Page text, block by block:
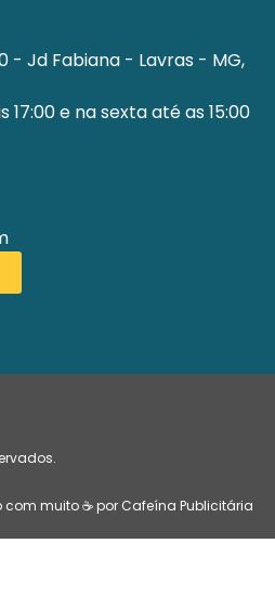
- Jd Fabiana - Lavras - MG,
17:00 e na sexta até as 15:00
com muito ☕ por Cafeína Publicitária